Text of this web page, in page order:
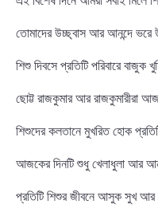
তোমাদের উচ্ছ্বাস আর আনন্দে ভরে
শিশু দিবসে প্রতিটি পরিবারে বাজুক
ছোট্ট রাজকুমার আর রাজকুমারীরা
শিশুদের কলতানে মুখরিত হোক
আজকের দিনটি শুধু খেলাধুলা আর
প্রতিটি শিশুর জীবনে আসুক সুখ আর